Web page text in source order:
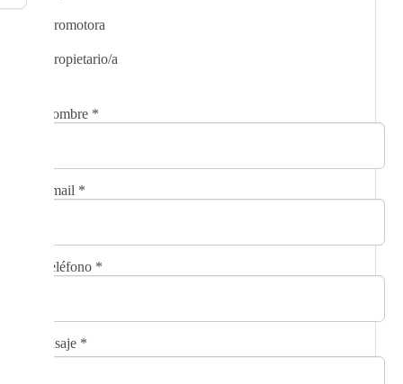
Promotora
Propietario/a
Nombre *
Email *
Teléfono *
Mensaje *